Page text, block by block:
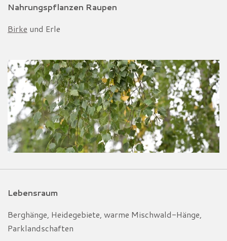
Nahrungspflanzen Raupen
Birke und Erle
Lebensraum
Berghänge, Heidegebiete, warme Mischwald-Hänge,
Parklandschaften